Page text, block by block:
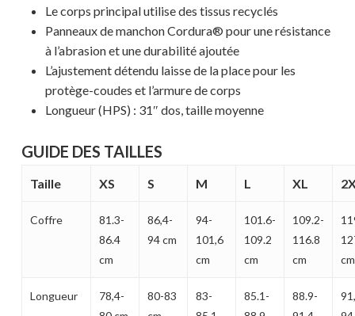
Le corps principal utilise des tissus recyclés
Panneaux de manchon Cordura® pour une résistance
à l’abrasion et une durabilité ajoutée
L’ajustement détendu laisse de la place pour les
protège-coudes et l’armure de corps
Longueur (HPS) : 31″ dos, taille moyenne
GUIDE DES TAILLES
Taille XS S M L XL
Coffre
81.3-
86.4
cm
86,4-
94 cm
94-
101,6
cm
101.6-
109.2
cm
109.2-
116.8
cm
cm
Longueur
78,4-
80-83
83-
85.1-
88.9-